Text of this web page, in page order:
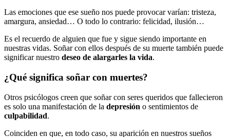
Las emociones que ese sueño nos puede provocar varían: tristeza,
amargura, ansiedad… O todo lo contrario: felicidad, ilusión…
Es el recuerdo de alguien que fue y sigue siendo importante en
nuestras vidas. Soñar con ellos después de su muerte también puede
significar nuestro deseo de alargarles la vida.
¿Qué significa soñar con muertes?
Otros psicólogos creen que soñar con seres queridos que fallecieron
es solo una manifestación de la depresión o sentimientos de
culpabilidad.
Coinciden en que, en todo caso, su aparición en nuestros sueños